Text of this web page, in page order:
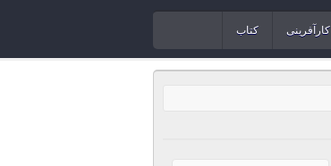
کارآفرینی کتاب